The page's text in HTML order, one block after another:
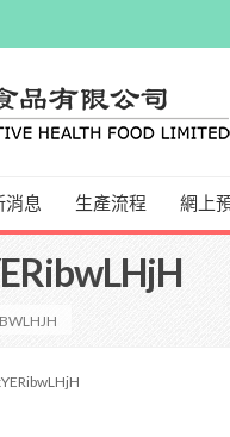
消息 生產流程 網上